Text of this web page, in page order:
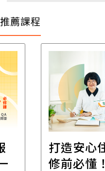
推薦課程
打造安心
修前必懂